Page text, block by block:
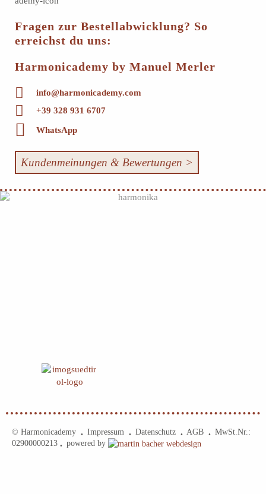
Fragen zur Bestellabwicklung? So
erreichst du uns:
Harmonicademy by Manuel Merler
info@harmonicademy.com
+39 328 931 6707
WhatsApp
Kundenmeinungen & Bewertungen >
© Harmonicademy • Impressum • Datenschutz • AGB •
MwSt.Nr.:
02900000213 • powered by